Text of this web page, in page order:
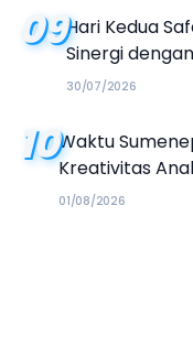
09Hari Kedua
Sinergi
30/07/2026
10Waktu
Kreativitas
Industri Kreatif
01/08/2026